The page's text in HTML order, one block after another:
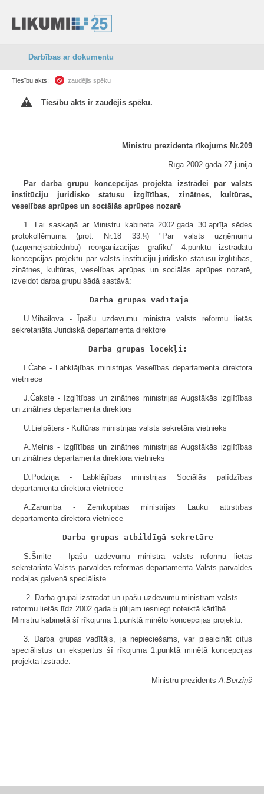
Darbības ar dokumentu
Tiesību akts: zaudējis spēku
Tiesību akts ir zaudējis spēku.
Ministru prezidenta rīkojums Nr.209
Rīgā 2002.gada 27.jūnijā
Par darba grupu koncepcijas projekta izstrādei par valsts
institūciju juridisko statusu izglītības, zinātnes, kultūras,
veselības aprūpes un sociālās aprūpes nozarē
1. Lai saskaņā ar Ministru kabineta 2002.gada 30.aprīļa sēdes
protokollēmuma (prot. Nr.18 33.§) "Par valsts uzņēmumu
(uzņēmējsabiedrību) reorganizācijas grafiku" 4.punktu izstrādātu
koncepcijas projektu par valsts institūciju juridisko statusu izglītības,
zinātnes, kultūras, veselības aprūpes un sociālās aprūpes nozarē,
izveidot darba grupu šādā sastāvā:
Darba grupas vadītāja
U.Mihailova - Īpašu uzdevumu ministra valsts reformu lietās
sekretariāta Juridiskā departamenta direktore
Darba grupas locekļi:
I.Čabe - Labklājības ministrijas Veselības departamenta direktora
vietniece
J.Čakste - Izglītības un zinātnes ministrijas Augstākās izglītības
un zinātnes departamenta direktors
U.Lielpēters - Kultūras ministrijas valsts sekretāra vietnieks
A.Melnis - Izglītības un zinātnes ministrijas Augstākās izglītības
un zinātnes departamenta direktora vietnieks
D.Podziņa - Labklājības ministrijas Sociālās palīdzības
departamenta direktora vietniece
A.Zarumba - Zemkopības ministrijas Lauku attīstības
departamenta direktora vietniece
Darba grupas atbildīgā sekretāre
S.Šmite - Īpašu uzdevumu ministra valsts reformu lietās
sekretariāta Valsts pārvaldes reformas departamenta Valsts pārvaldes
nodaļas galvenā speciāliste
2. Darba grupai izstrādāt un īpašu uzdevumu ministram valsts
reformu lietās līdz 2002.gada 5.jūlijam iesniegt noteiktā kārtībā
Ministru kabinetā šī rīkojuma 1.punktā minēto koncepcijas projektu.
3. Darba grupas vadītājs, ja nepieciešams, var pieaicināt citus
speciālistus un ekspertus šī rīkojuma 1.punktā minētā koncepcijas
projekta izstrādē.
Ministru prezidentsA.Bērziņš